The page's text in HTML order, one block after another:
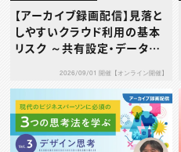
【アーカイブ録画配信】見落と
しやすいクラウド利用の基本
リスク ～共有設定・データ送
当に大丈夫？～2026/09/01 開催【オンライン開催】